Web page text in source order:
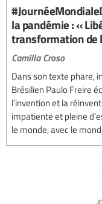
la pandémie : «
transformation de
Camilla Croso
Dans son texte phare,
Brésilien Paulo Freire
l’invention et la
impatiente et pleine
le monde, avec le